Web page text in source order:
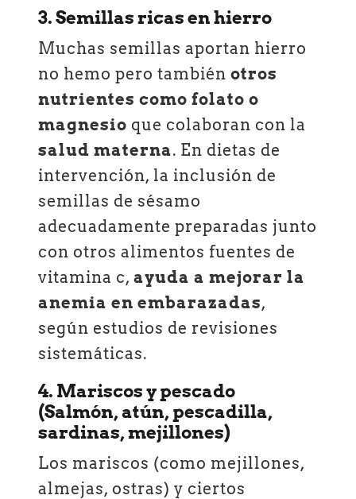
3. Semillas ricas en hierro
Muchas semillas aportan hierro
no hemo pero tambiénotros
nutrientes como folato o
magnesio que colaboran con la
salud materna. En dietas de
intervención, la inclusión de
semillas de sésamo
adecuadamente preparadas junto
con otros alimentos fuentes de
vitamina c,ayuda a mejorar la
anemia en embarazadas,
según estudios de revisiones
sistemáticas.
4. Mariscos y pescado
(Salmón, atún, pescadilla,
sardinas, mejillones)
Los mariscos (como mejillones,
almejas, ostras) y ciertos